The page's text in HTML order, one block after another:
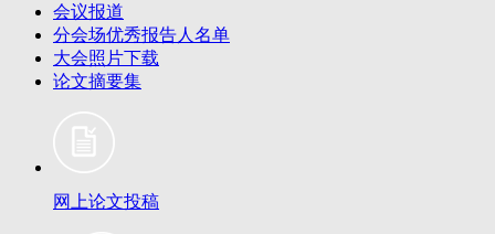
会议报道
分会场优秀报告人名单
大会照片下载
论文摘要集
网上论文投稿